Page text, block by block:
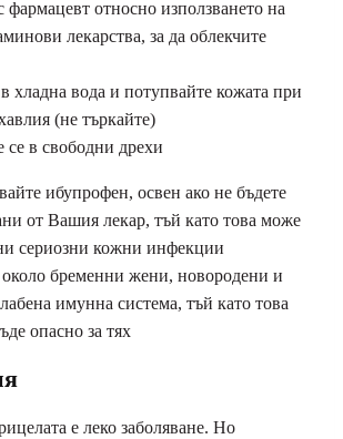
фармацевт относно използването на
лекарства, за да облекчите
хладна вода и потупвайте кожата при
(не търкайте)
се в свободни дрехи
ибупрофен, освен ако не бъдете
от Вашия лекар, тъй като това може
сериозни кожни инфекции
около бременни жени, новородени и
имунна система, тъй като това
опасно за тях
е леко заболяване. Но